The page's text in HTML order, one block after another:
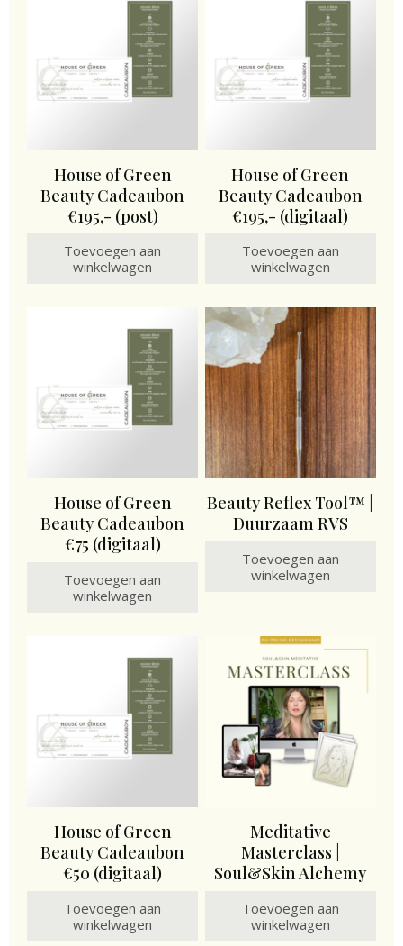
House of Green
Beauty Cadeaubon
€195,- (post)
Toevoegen aan
winkelwagen
House of Green
Beauty Cadeaubon
€195,- (digitaal)
Toevoegen aan
winkelwagen
House of Green
Beauty Cadeaubon
€75 (digitaal)
Toevoegen aan
winkelwagen
Beauty Reflex Tool™ |
Duurzaam RVS
Toevoegen aan
winkelwagen
House of Green
Beauty Cadeaubon
€50 (digitaal)
Toevoegen aan
winkelwagen
Meditative
Masterclass |
Soul&Skin Alchemy
Toevoegen aan
winkelwagen